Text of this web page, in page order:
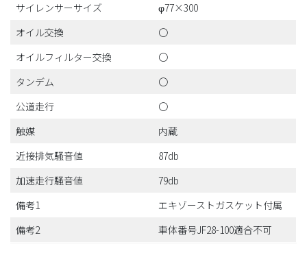
サイレンサーサイズ
φ77×300
オイル交換
〇
オイルフィルター交換
〇
タンデム
〇
公道走行
〇
触媒
内蔵
近接排気騒音値
87db
加速走行騒音値
79db
備考1
エキゾーストガスケット付属
備考2
車体番号JF28-100適合不可